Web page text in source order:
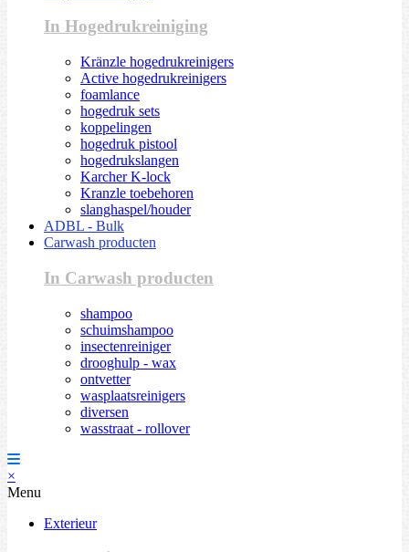
In Hogedrukreiniging
Kränzle hogedrukreinigers
Active hogedrukreinigers
foamlance
hogedruk sets
koppelingen
hogedruk pistool
hogedrukslangen
Karcher K-lock
Kranzle toebehoren
slanghaspel/houder
ADBL - Bulk
Carwash producten
In Carwash producten
shampoo
schuimshampoo
insectenreiniger
drooghulp - wax
ontvetter
wasplaatsreinigers
diversen
wasstraat - rollover
×
Menu
Exterieur